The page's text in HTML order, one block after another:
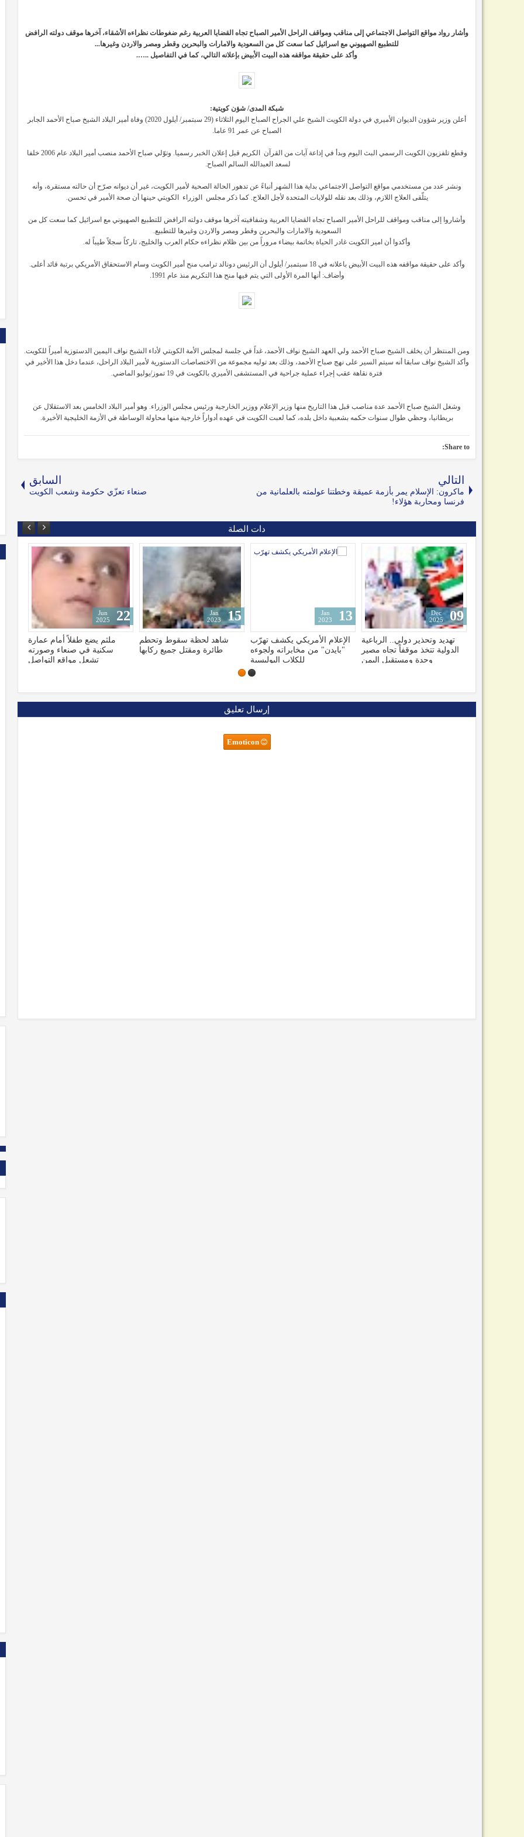
وأشار رواد مواقع التواصل الاجتماعي إلى مناقب ومواقف الراحل الأمير الصباح تجاه القضايا العربية رغم ضغوطات نظراءه الأشقاء، آخرها موقف دولته الرافض
للتطبيع الصهيوني مع اسرائيل كما سعت كل من السعودية والامارات والبحرين وقطر ومصر والاردن وغيرها...
وأكد على حقيقة مواقفه هذه البيت الأبيض بإعلانه التالي، كما في التفاصيل ..….
شبكة المدى/ شؤن كويتية:
أعلن وزير شؤون الديوان الأميري في دولة الكويت الشيخ علي الجراح الصباح اليوم الثلاثاء (29 سبتمبر/ أيلول 2020) وفاة أمير البلاد الشيخ صباح الأحمد الجابر
الصباح عن عمر 91 عاما.
وقطع تلفزيون الكويت الرسمي البث اليوم وبدأ في إذاعة آيات من القرآن الكريم قبل إعلان الخبر رسميا. وتوّلي صباح الأحمد منصب أمير البلاد عام 2006 خلفا
لسعد العبدالله السالم الصباح.
ونشر عدد من مستخدمي مواقع التواصل الاجتماعي بداية هذا الشهر أنباءً عن تدهور الحالة الصحية لأمير الكويت، غير أن ديوانه صرّح أن حالته مستقرة، وأنه
يتلّقى العلاج اللازم، وذلك بعد نقله للولايات المتحدة لأجل العلاج. كما ذكر مجلس الوزراء الكويتي حينها أن صحة الأمير في تحسن.
وأشاروا إلى مناقب ومواقف للراحل الأمير الصباح تجاه القضايا العربية وشفافيته آخرها موقف دولته الرافض للتطبيع الصهيوني مع اسرائيل كما سعت كل من
السعودية والامارات والبحرين وقطر ومصر والاردن وغيرها للتطبيع.
وأكدوا أن امير الكويت غادر الحياة بخاتمة بيضاء مروراً من بين ظلام نظراءه حكام العرب والخليج، تاركاً سجلاً طيباً له.
وأكد على حقيقة مواقفه هذه البيت الأبيض باعلانه في 18 سبتمبر/ أيلول أن الرئيس دونالد ترامب منح أمير الكويت وسام الاستحقاق الأمريكي برتبة قائد أعلى.
وأضاف: أنها المرة الأولى التي يتم فيها منح هذا التكريم منذ عام 1991.
ومن المنتظر أن يخلف الشيخ صباح الأحمد ولي العهد الشيخ نواف الأحمد، غداً في جلسة لمجلس الأمة الكويتي لأداء الشيخ نواف اليمين الدستوزية أميراً للكويت.
وأكد الشيخ نواف سابقا أنه سيتم السير على نهج صباح الأحمد، وذلك بعد توليه مجموعة من الاختصاصات الدستورية لأمير البلاد الراحل، عندما دخل هذا الأخير في
فترة نقاهة عقب إجراء عملية جراحية في المستشفى الأميري بالكويت في 19 تموز/يوليو الماضي.
وشغل الشيخ صباح الأحمد عدة مناصب قبل هذا التاريخ منها وزير الإعلام ووزير الخارجية ورئيس مجلس الوزراء. وهو أمير البلاد الخامس بعد الاستقلال عن
بريطانيا، وحظي طوال سنوات حكمه بشعبية داخل بلده، كما لعبت الكويت في عهده أدواراً خارجية منها محاولة الوساطة في الأزمة الخليجية الأخيرة.
Share to:
التالي
ماكرون: الإسلام يمر بأزمة عميقة وخطتنا عولمته بالعلمانية من
فرنسا ومحاربة هؤلاء!
السابق
صنعاء تعزّي حكومة وشعب الكويت
دات الصلة
تهديد وتحذير دولي..
الدولية تتخذ موقفاً تجاه
وحدة ومستقبل
09
صراع مالي مرير بين سلطتي
عدن والمهرة
09
Nov
2025
ملثم يضع طفلاً أمام عمارة
سكنية في صنعاء وصورته
تشعل مواقع التواصل
22
شاهد لحظة سقوط وتحطم
طائرة ومقتل جميع ركابها
15
Jan
الأمريكي يكشف تهرّب
من مخابراته ولجوءه
إرسال تعليق
Emoticon